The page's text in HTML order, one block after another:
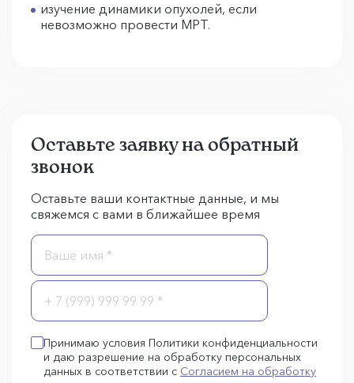
изучение динамики опухолей, если
невозможно провести МРТ.
Оставьте заявку на обратный
звонок
Оставьте ваши контактные данные, и мы
свяжемся с вами в ближайшее время
Принимаю условия Политики конфиденциальности
и даю разрешение на обработку персональных
данных в соответствии с Согласием на обработку